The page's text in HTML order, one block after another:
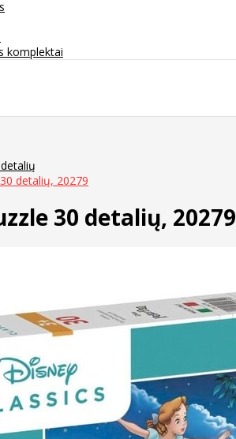
komplektai
detalių, 20279
30 detalių, 20279